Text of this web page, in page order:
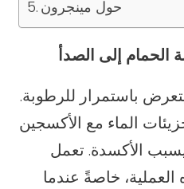
حول مينجرون
الحمام إلى الصدأ
باستمرار للرطوبة.
الماء مع الأكسجين
الأكسدة. تعمل
خاصةً عندما